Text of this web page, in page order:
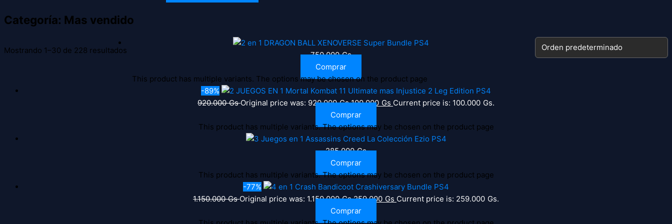
Categoría: Mas vendido
Mostrando 1–30 de 228 resultados 750.000Gs
Comprar
This product has multiple variants. The options may be chosen on the product page
-89%
920.000GsOriginal price was: 920.000 Gs.100.000 Gs Current price is: 100.000 Gs.
Comprar
This product has multiple variants. The options may be chosen on the product page
285.000Gs
Comprar
This product has multiple variants. The options may be chosen on the product page
-77%
1.150.000GsOriginal price was: 1.150.000 Gs.259.000 Gs Current price is: 259.000 Gs.
Comprar